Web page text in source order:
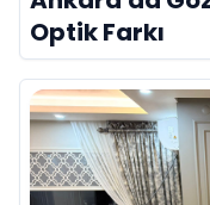
Optik Farkı